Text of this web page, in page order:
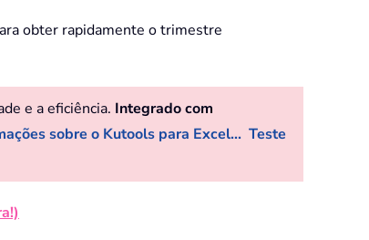
obter rapidamente o trimestre
e a eficiência. Integrado com
sobre o Kutools para Excel... Teste